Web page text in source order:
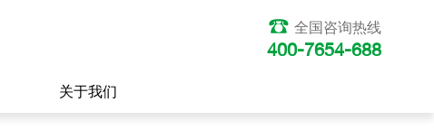
全国咨询热线
400-7654-688
关于我们